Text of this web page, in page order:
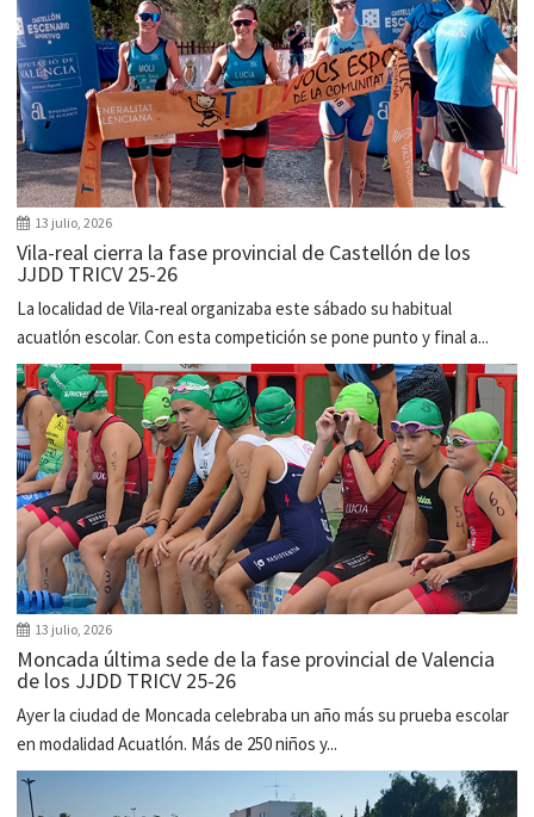
13 julio, 2026
Vila-real cierra la fase provincial de Castellón de los
JJDD TRICV 25-26
La localidad de Vila-real organizaba este sábado su habitual
acuatlón escolar. Con esta competición se pone punto y final a...
13 julio, 2026
Moncada última sede de la fase provincial de Valencia
de los JJDD TRICV 25-26
Ayer la ciudad de Moncada celebraba un año más su prueba escolar
en modalidad Acuatlón. Más de 250 niños y...